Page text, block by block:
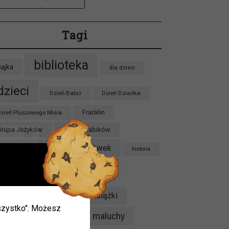
Tagi
biblioteka dla dzieci
Dzień Babci Dzień Dziadka
Pluszowego Misia Franklin
Jeżyków Grupa Krabików
Grupa Sówek historia
kalendarium kolędy
Kryminał książki
maluchy
w
Możesz